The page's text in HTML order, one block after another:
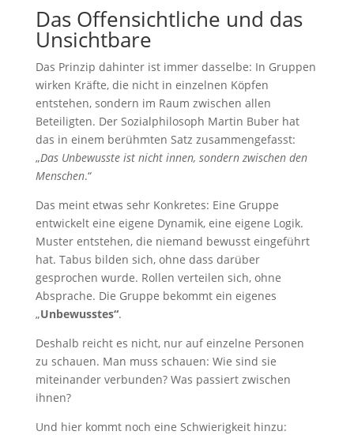
Das Offensichtliche und das
Unsichtbare
Das Prinzip dahinter ist immer dasselbe: In Gruppen
wirken Kräfte, die nicht in einzelnen Köpfen
entstehen, sondern im Raum zwischen allen
Beteiligten. Der Sozialphilosoph Martin Buber hat
das in einem berühmten Satz zusammengefasst:
„Das Unbewusste ist nicht innen, sondern zwischen den
Menschen.“
Das meint etwas sehr Konkretes: Eine Gruppe
entwickelt eine eigene Dynamik, eine eigene Logik.
Muster entstehen, die niemand bewusst eingeführt
hat. Tabus bilden sich, ohne dass darüber
gesprochen wurde. Rollen verteilen sich, ohne
Absprache. Die Gruppe bekommt ein eigenes
„Unbewusstes“.
Deshalb reicht es nicht, nur auf einzelne Personen
zu schauen. Man muss schauen: Wie sind sie
miteinander verbunden? Was passiert zwischen
ihnen?
Und hier kommt noch eine Schwierigkeit hinzu: